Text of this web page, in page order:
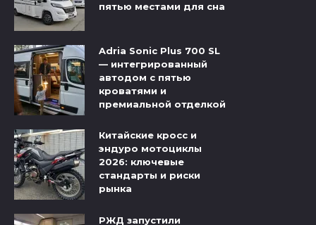
пятью местами для сна
Adria Sonic Plus 700 SL
— интегрированный
автодом с пятью
кроватями и
премиальной отделкой
Китайские кросс и
эндуро мотоциклы
2026: ключевые
стандарты и риски
рынка
РЖД запустили